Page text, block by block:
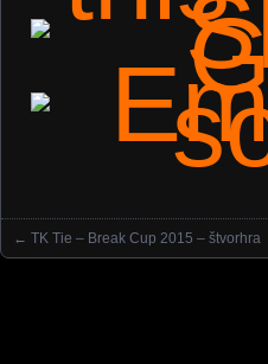
Posts navigation
← TK Tie – Break Cup 2015 – štvorhra